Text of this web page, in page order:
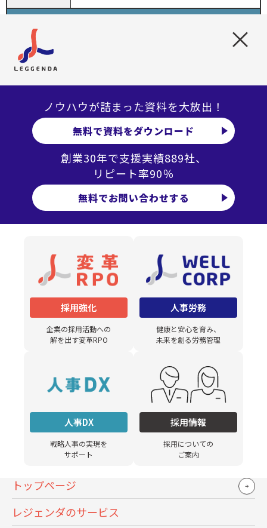
×
ノウハウが詰まった資料を大放出！
無料で資料をダウンロード
創業30年で支援実績889社、
リピート率90％
無料でお問い合わせする
採用強化
企業の採用活動への
解を出す変革RPO
人事労務
健康と安心を育み、
未来を創る労務管理
人事DX
戦略人事の実現を
サポート
採用情報
採用についての
ご案内
トップページ
レジェンダのサービス
費用感
中
スピード
高
マッチ度
高
スピード
業務委託・フリーランス活用
中
高
インターン採用
低
低
マッチ度
再雇用・アルムナイ採用